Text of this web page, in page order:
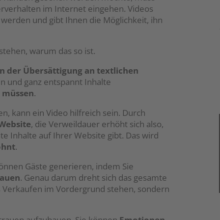
Management
im Internet eingehen. Videos
und gibt Ihnen die Möglichkeit, ihn
warum das so ist.
der Übersättigung an textlichen
und ganz entspannt Inhalte
.
kann ein Video hilfreich sein. Durch
, die Verweildauer erhöht sich also,
Inhalte auf Ihrer Website gibt. Das wird
.
Gäste generieren, indem Sie
. Genau darum dreht sich das gesamte
im Vordergrund stehen, sondern